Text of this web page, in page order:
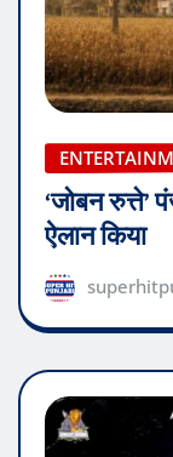
‘जोबन रुत्ते’
ऐलान किया